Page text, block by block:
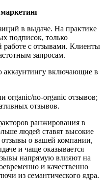
в выдаче. На практике
подписок, только
работе с отзывами. Клиенты
запросам.
включающие в
organic/no-organic отзывов;
отзывов.
ранжирования в
людей ставят высокие
о вашей компании,
и чаще оказывается
напрямую влияют на
и качественно
из семантического ядра.